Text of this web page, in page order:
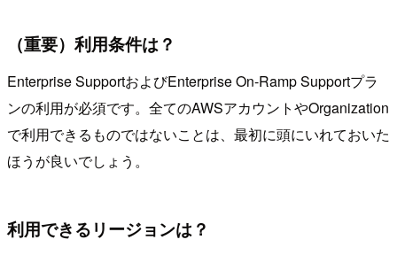
（重要）利用条件は？
Enterprise SupportおよびEnterprise On-Ramp Supportプラ
ンの利用が必須です。全てのAWSアカウントやOrganization
で利用できるものではないことは、最初に頭にいれておいた
ほうが良いでしょう。
利用できるリージョンは？